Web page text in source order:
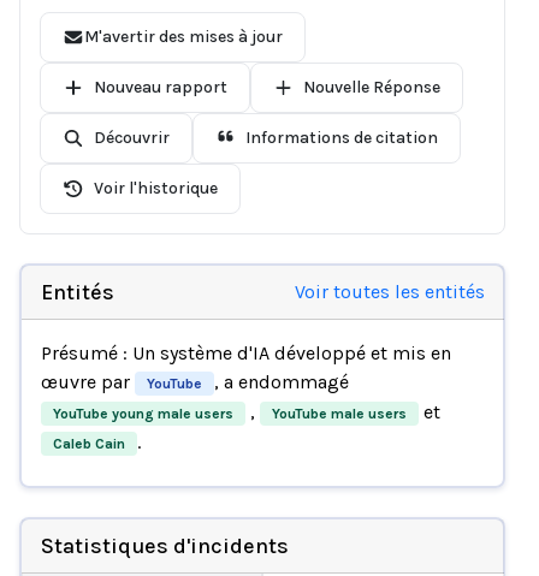
M'avertir des mises à jour
Nouveau rapport Nouvelle Réponse
Découvrir Informations de citation
Voir l'historique
Entités Voir toutes les entités
Présumé : Un système d'IA développé et mis en
œuvre par
YouTube , a endommagé
YouTube young male users , YouTube male users et
Caleb Cain .
Statistiques d'incidents